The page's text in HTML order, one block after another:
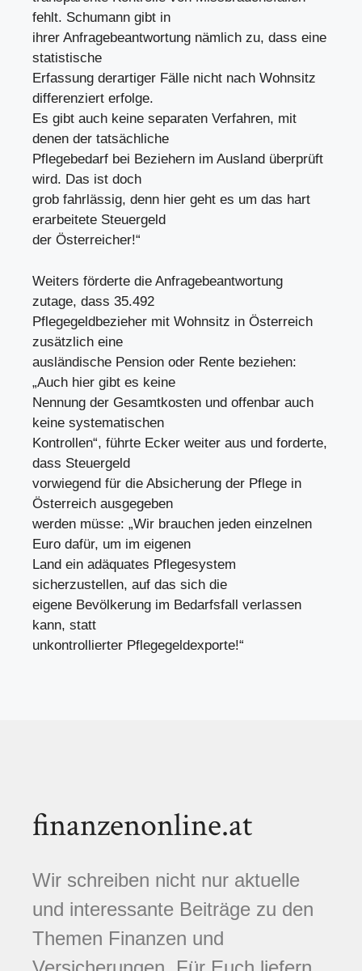
fehlt. Schumann gibt in
ihrer Anfragebeantwortung nämlich zu, dass eine
statistische
Erfassung derartiger Fälle nicht nach Wohnsitz
differenziert erfolge.
Es gibt auch keine separaten Verfahren, mit
denen der tatsächliche
Pflegebedarf bei Beziehern im Ausland überprüft
wird. Das ist doch
grob fahrlässig, denn hier geht es um das hart
erarbeitete Steuergeld
der Österreicher!“
Weiters förderte die Anfragebeantwortung
zutage, dass 35.492
Pflegegeldbezieher mit Wohnsitz in Österreich
zusätzlich eine
ausländische Pension oder Rente beziehen:
„Auch hier gibt es keine
Nennung der Gesamtkosten und offenbar auch
keine systematischen
Kontrollen“, führte Ecker weiter aus und forderte,
dass Steuergeld
vorwiegend für die Absicherung der Pflege in
Österreich ausgegeben
werden müsse: „Wir brauchen jeden einzelnen
Euro dafür, um im eigenen
Land ein adäquates Pflegesystem
sicherzustellen, auf das sich die
eigene Bevölkerung im Bedarfsfall verlassen
kann, statt
unkontrollierter Pflegegeldexporte!“
finanzenonline.at
Wir schreiben nicht nur aktuelle
und interessante Beiträge zu den
Themen Finanzen und